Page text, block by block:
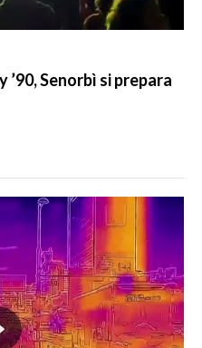
Senorbì si prepara